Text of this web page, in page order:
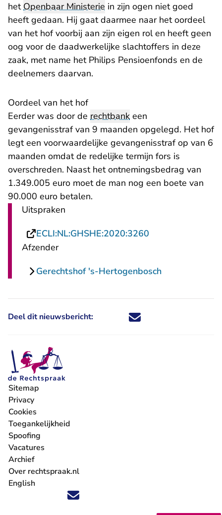
hetOpenbaar Ministerie in zijn ogen niet goed
heeft gedaan. Hij gaat daarmee naar het oordeel
van het hof voorbij aan zijn eigen rol en heeft geen
oog voor de daadwerkelijke slachtoffers in deze
zaak, met name het Philips Pensioenfonds en de
deelnemers daarvan.
Oordeel van het hof
Eerder was door de rechtbank een
gevangenisstraf van 9 maanden opgelegd. Het hof
legt een voorwaardelijke gevangenisstraf op van 6
maanden omdat de redelijke termijn fors is
overschreden. Naast het ontnemingsbedrag van
1.349.005 euro moet de man nog een boete van
90.000 euro betalen.
Uitspraken
ECLI:NL:GHSHE:2020:3260
Afzender
Gerechtshof 's-Hertogenbosch
Deel dit nieuwsbericht: Deel dit nieuwsbericht via X -
Deel dit nieuwsbericht via
Deel dit nieuwsbericht
Deel dit
Volg ons op X (Twitter) - U verlaat Rechtspraak.nl
Volg ons op Facebook - U verlaat Rechtspraak.nl
Volg ons op Instagram - U verlaat Rechtspraak.nl
Volg ons op Youtube - U verlaat Rechtspraak.nl
Volg ons op LinkedIn - U verlaat
'Blijf op de hoogte' nieuwsbrief - U verlaat
Sitemap
Privacy
Cookies
Toegankelijkheid
Spoofing
Vacatures
- U verlaat Rechtspraak.nl
Archief
Over rechtspraak.nl
English